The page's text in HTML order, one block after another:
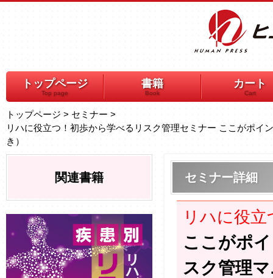
トップページ
Top page
書籍
Book
カート
Cart
トップページ > セミナー >
リハに役立つ！初歩から学べるリスク管理セミナー ここがポ
き）
セミナー詳細
リハに役
ここがポ
スク管理
関連書籍